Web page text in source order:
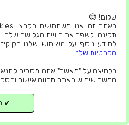
תחזוקת בריכות
תחזוקת בריכות פיברגלאס שלך
ימים מבוא: בריכות פיברגלאס,
שלום! 😊
תקינה ולשפר את חוויית הגלישה שלך.
למידע נוסף על השימוש שלנו
הפרטיות שלנו.
בלחיצה על "מאשר" אתה מסכים לתנאי
המשך שימוש באתר מהווה אישור
✔